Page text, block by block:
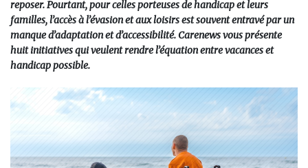
reposer. Pourtant, pour celles porteuses de handicap et leurs
familles, l’accès à l’évasion et aux loisirs est souvent entravé par un
manque d’adaptation et d’accessibilité. Carenews vous présente
huit initiatives qui veulent rendre l’équation entre vacances et
handicap possible.